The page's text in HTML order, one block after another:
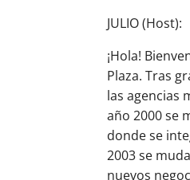
JULIO (Host):
¡Hola!
Plaza. Tras
las agencias
año 2000 se
donde se
2003 se
nuevos